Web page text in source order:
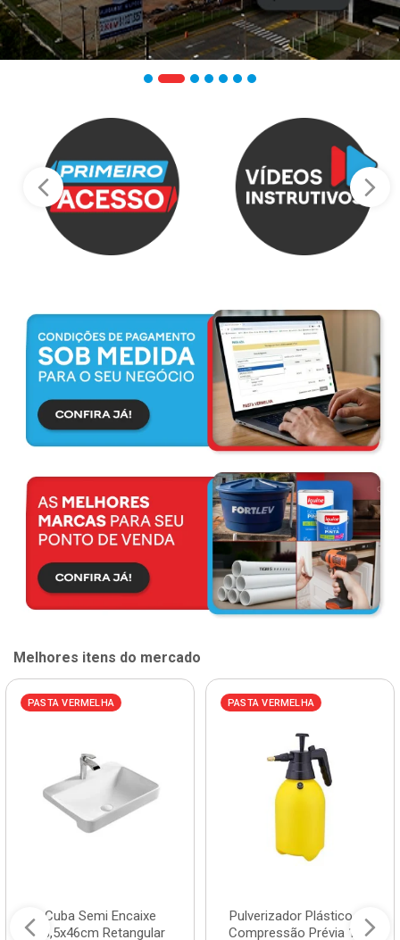
Melhores itens do mercado
PASTA VERMELHA
Cuba Semi Encaixe
58,5x46cm Retangular
PASTA VERMELHA
Pulverizador Plástico de
Compressão Prévia 1,5L